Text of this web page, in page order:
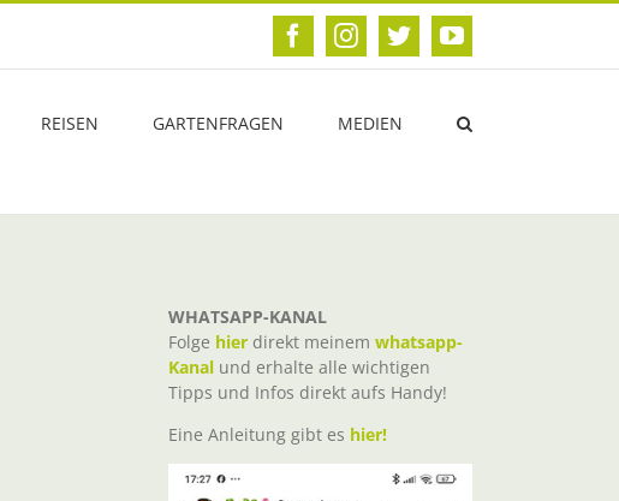
FacebookInstagram
TwitterYouTube
REISEN GARTENFRAGEN MEDIEN
WHATSAPP-KANAL
Folge hier direkt meinem whatsapp-
Kanal und erhalte alle wichtigen
Tipps und Infos direkt aufs Handy!
Eine Anleitung gibt es hier!